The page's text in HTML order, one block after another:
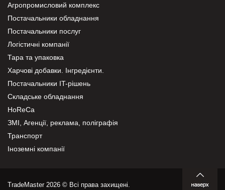
Агропромисловий комплекс
Постачальники обладнання
Постачальники послуг
Логістичні компанії
Тара та упаковка
Харчові добавки. Інгредієнти.
Постачальники IT-рішень
Складське обладнання
HoReCa
ЗМІ, Агенції, реклама, поліграфія
Транспорт
Іноземні компанії
TradeMaster 2026 © Всі права захищені.